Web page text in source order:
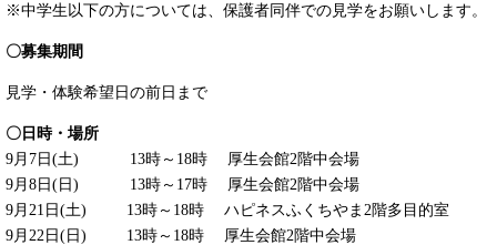
※中学生以下の方については、保護者同伴での見学をお願いします。
〇募集期間
見学・体験希望日の前日まで
〇日時・場所
9月7日(土) 13時～18時 厚生会館2階中会場
9月8日(日) 13時～17時 厚生会館2階中会場
9月21日(土) 13時～18時 ハピネスふくちやま2階多目的室
9月22日(日) 13時～18時 厚生会館2階中会場